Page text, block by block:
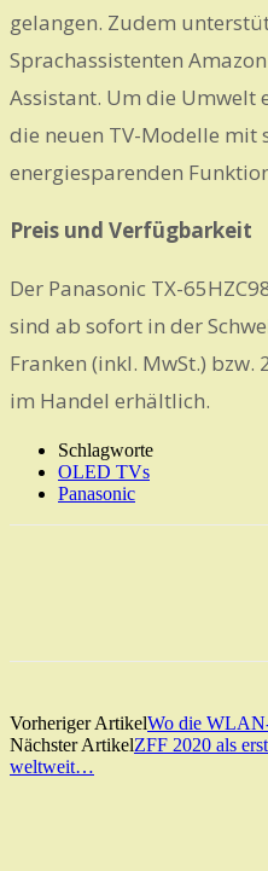
gelangen. Zudem
Sprachassistenten
Assistant. Um die Umwelt
die neuen TV-Modelle mit
energiesparenden
Preis und Verfügbarkeit
Der Panasonic TX-
sind ab sofort in der
Franken (inkl. MwSt.) bzw.
im Handel erhältlich.
Schlagworte
OLED TVs
Panasonic
Vorheriger ArtikelWo die
Nächster ArtikelZFF 2020 als
weltweit…